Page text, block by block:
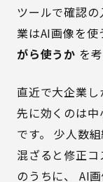
ツールで確認
業はAI画像を使
がら使うか を
直近で大企業
先に効くのは中
です。 少人数
混ざると修正
のうちに、 AI